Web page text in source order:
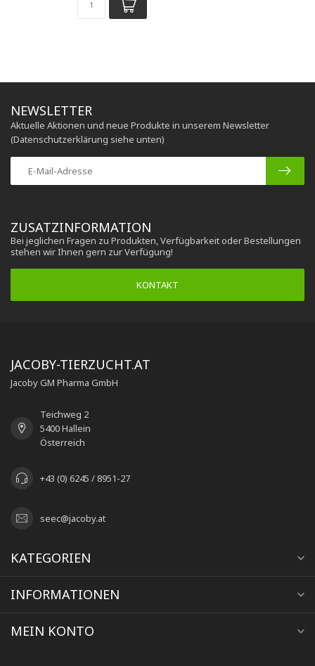
ZUSATZINFORMATION
Bei jeglichen Fragen zu Produkten, Verfügbarkeit oder Bestellungen
stehen wir Ihnen gern zur Verfügung!
KONTAKT
NEWSLETTER
Aktuelle Aktionen und neue Produkte in unserem Newsletter
(Datenschutzerklärung siehe unten)
JACOBY-TIERZUCHT.AT
Jacoby GM Pharma GmbH
Teichweg 2
5400 Hallein
Österreich
+43 (0) 6245 / 8951-27
seec@jacoby.at
KATEGORIEN
INFORMATIONEN
MEIN KONTO